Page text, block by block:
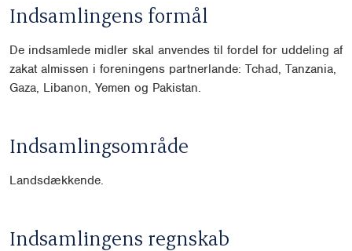
Indsamlingens formål
De indsamlede midler skal anvendes til fordel for uddeling af
zakat almissen i foreningens partnerlande: Tchad, Tanzania,
Gaza, Libanon, Yemen og Pakistan.
Indsamlingsområde
Landsdækkende.
Indsamlingens regnskab